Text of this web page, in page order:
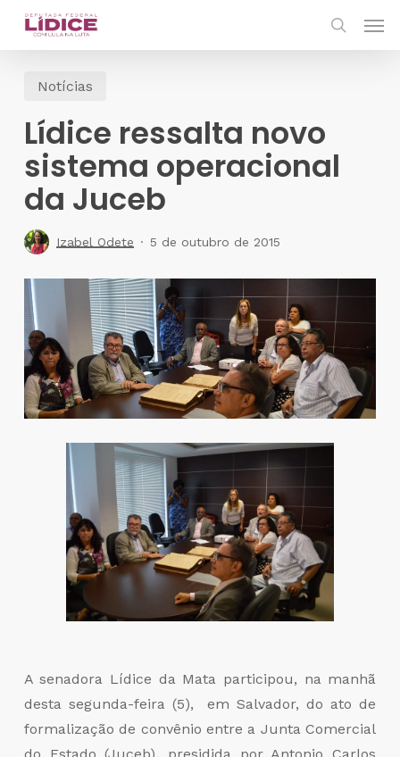
Skip
contentNotícias
Lídice ressalta novo
sistema operacional
da Juceb
Izabel Odete 5 de outubro de 2015
A senadora Lídice da Mata participou, na manhã
desta segunda-feira (5), em Salvador, do ato de
formalização de convênio entre a Junta Comercial
do Estado (Juceb), presidida por Antonio Carlos